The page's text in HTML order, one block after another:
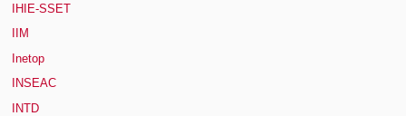
IHIE-SSET
IIM
Inetop
INSEAC
INTD